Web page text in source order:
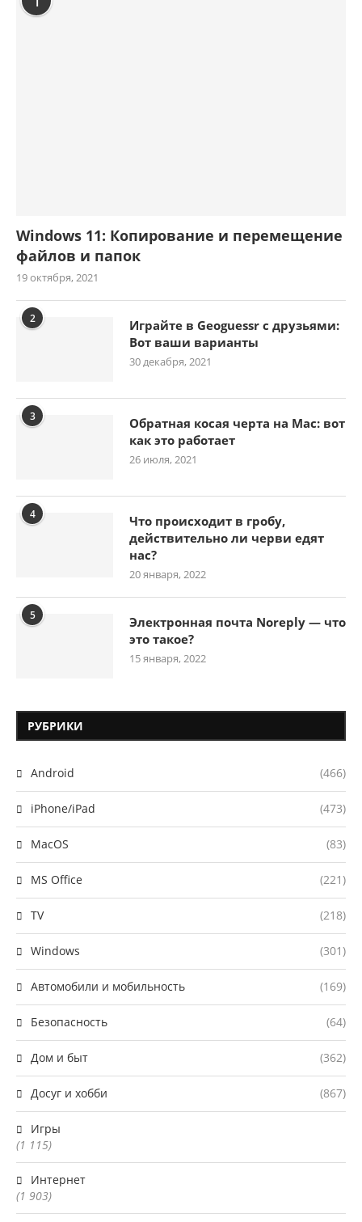
Windows 11: Копирование и перемещение
файлов и папок
19 октября, 2021
2
Играйте в Geoguessr с друзьями:
Вот ваши варианты
30 декабря, 2021
3
Обратная косая черта на Mac: вот
как это работает
26 июля, 2021
4
Что происходит в гробу,
действительно ли черви едят
нас?
20 января, 2022
5
Электронная почта Noreply — что
это такое?
15 января, 2022
РУБРИКИ
Android (466)
iPhone/iPad (473)
MacOS (83)
MS Office (221)
TV (218)
Windows (301)
Автомобили и мобильность (169)
Безопасность (64)
Дом и быт (362)
Досуг и хобби (867)
Игры
(1 115)
Интернет
(1 903)